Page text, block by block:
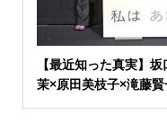
【最近知った真実】
茉×原田美枝子×滝藤